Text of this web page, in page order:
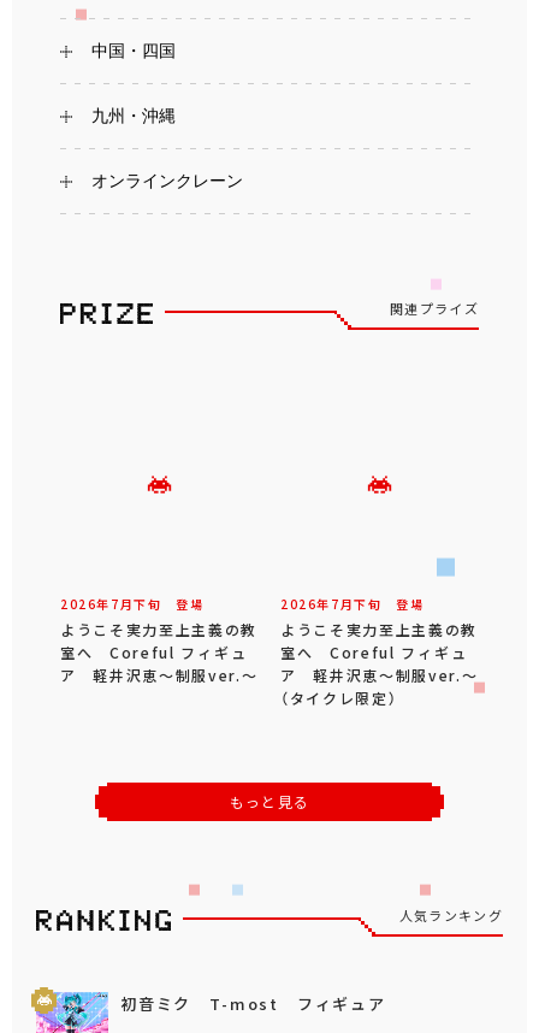
中国・四国
九州・沖縄
オンラインクレーン
関連プライズ
2026年 7 月下旬 登場
ようこそ実力至上主義の教
室へ Coreful フィギュ
ア 軽井沢恵～制服ver.～
2026年 7 月下旬 登場
ようこそ実力至上主義の教
室へ Coreful フィギュ
ア 軽井沢恵～制服ver.～
（タイクレ限定）
もっと見る
人気ランキング
初音ミク T-most フィギュア